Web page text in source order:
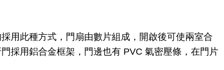
用此種方式，門扇由數片組成，開啟後可使兩室合
採用鋁合金框架，門邊也有 PVC 氣密壓條，在門片